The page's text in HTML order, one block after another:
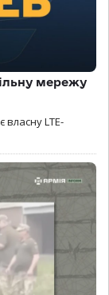
мережу
LTE-